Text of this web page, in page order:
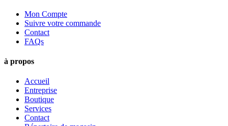
Mon Compte
Suivre votre commande
Contact
FAQs
à propos
Accueil
Entreprise
Boutique
Services
Contact